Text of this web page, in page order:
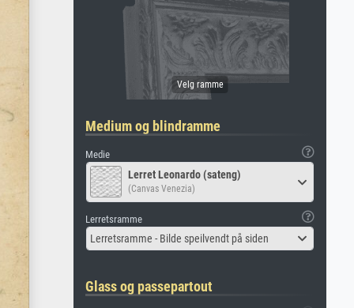
Medium og blindramme
Medie
Lerret Leonardo (sateng)
(Canvas Venezia)
Lerretsramme
Lerretsramme - Bilde speilvendt på siden
Glass og passepartout